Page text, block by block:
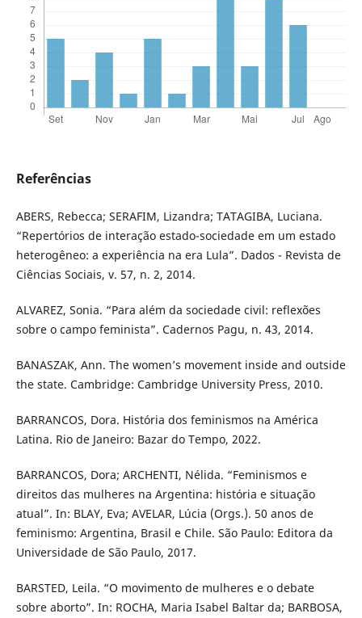
Referências
ABERS, Rebecca; SERAFIM, Lizandra; TATAGIBA, Luciana.
“Repertórios de interação estado-sociedade em um estado
heterogêneo: a experiência na era Lula”. Dados - Revista de
Ciências Sociais, v. 57, n. 2, 2014.
ALVAREZ, Sonia. “Para além da sociedade civil: reflexões
sobre o campo feminista”. Cadernos Pagu, n. 43, 2014.
BANASZAK, Ann. The women’s movement inside and outside
the state. Cambridge: Cambridge University Press, 2010.
BARRANCOS, Dora. História dos feminismos na América
Latina. Rio de Janeiro: Bazar do Tempo, 2022.
BARRANCOS, Dora; ARCHENTI, Nélida. “Feminismos e
direitos das mulheres na Argentina: história e situação
atual”. In: BLAY, Eva; AVELAR, Lúcia (Orgs.). 50 anos de
feminismo: Argentina, Brasil e Chile. São Paulo: Editora da
Universidade de São Paulo, 2017.
BARSTED, Leila. “O movimento de mulheres e o debate
sobre aborto”. In: ROCHA, Maria Isabel Baltar da; BARBOSA,